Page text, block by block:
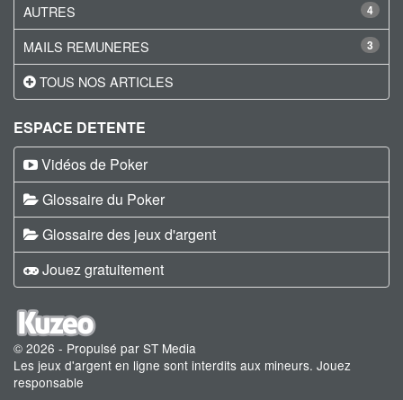
4
AUTRES
3
MAILS REMUNERES
TOUS NOS ARTICLES
ESPACE DETENTE
Vidéos de Poker
Glossaire du Poker
Glossaire des jeux d'argent
Jouez gratuitement
© 2026 - Propulsé par ST Media
Les jeux d'argent en ligne sont interdits aux mineurs. Jouez
responsable